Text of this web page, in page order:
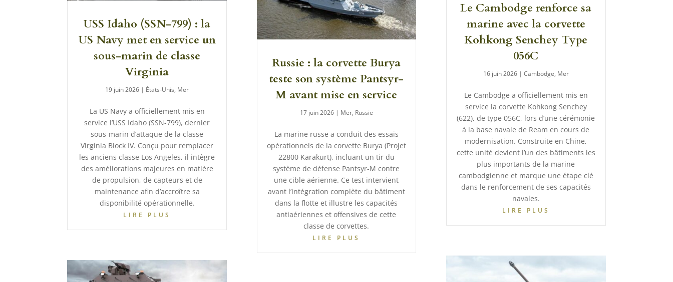
USS Idaho (SSN-799) : la
US Navy met en service un
sous-marin de classe
Virginia
19 juin 2026 | États-Unis, Mer
La US Navy a officiellement mis en
service l’USS Idaho (SSN-799), dernier
sous-marin d’attaque de la classe
Virginia Block IV. Conçu pour remplacer
les anciens classe Los Angeles, il intègre
des améliorations majeures en matière
de propulsion, de capteurs et de
maintenance afin d’accroître sa
disponibilité opérationnelle.
LIRE PLUS
Russie : la corvette Burya
teste son système Pantsyr-
M avant mise en service
17 juin 2026| Mer, Russie
La marine russe a conduit des essais
opérationnels de la corvette Burya (Projet
22800 Karakurt), incluant un tir du
système de défense Pantsyr-M contre
une cible aérienne. Ce test intervient
avant l’intégration complète du bâtiment
dans la flotte et illustre les capacités
antiaériennes et offensives de cette
classe de corvettes.
LIRE PLUS
Le Cambodge renforce sa
marine avec la corvette
Kohkong Senchey Type
056C
16 juin 2026| Cambodge, Mer
Le Cambodge a officiellement mis en
service la corvette Kohkong Senchey
(622), de type 056C, lors d’une cérémonie
à la base navale de Ream en cours de
modernisation. Construite en Chine,
cette unité devient l’un des bâtiments les
plus importants de la marine
cambodgienne et marque une étape clé
dans le renforcement de ses capacités
navales.
LIRE PLUS